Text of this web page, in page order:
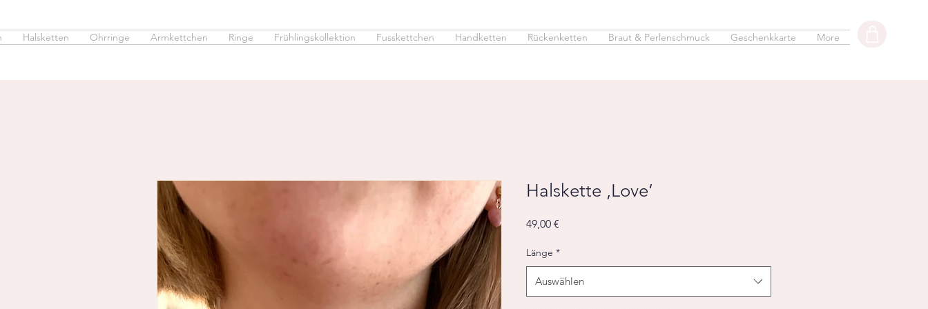
Halsketten Ohrringe Armkettchen Ringe Frühlingskollektion Fusskettchen Handketten Rückenketten Braut & Perlenschmuck Geschenkkarte More
Halskette ‚Love‘
49,00 €
Länge *
Auswählen